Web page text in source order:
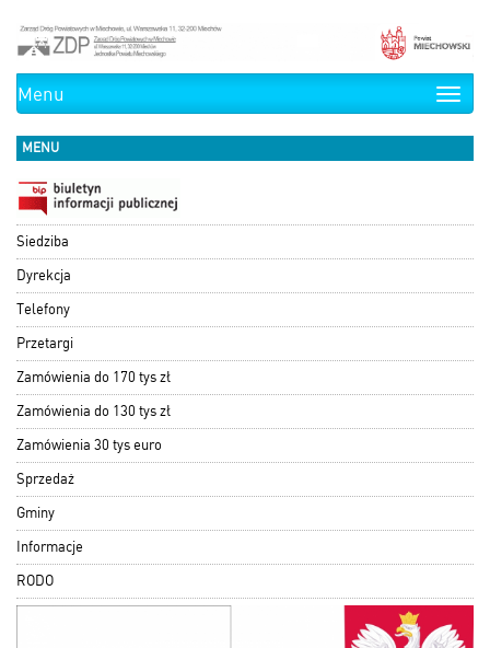
Toggle
Menu
MENU
Siedziba
Dyrekcja
Telefony
Przetargi
Zamówienia do 170 tys zł
Zamówienia do 130 tys zł
Zamówienia 30 tys euro
Sprzedaż
Gminy
Informacje
RODO